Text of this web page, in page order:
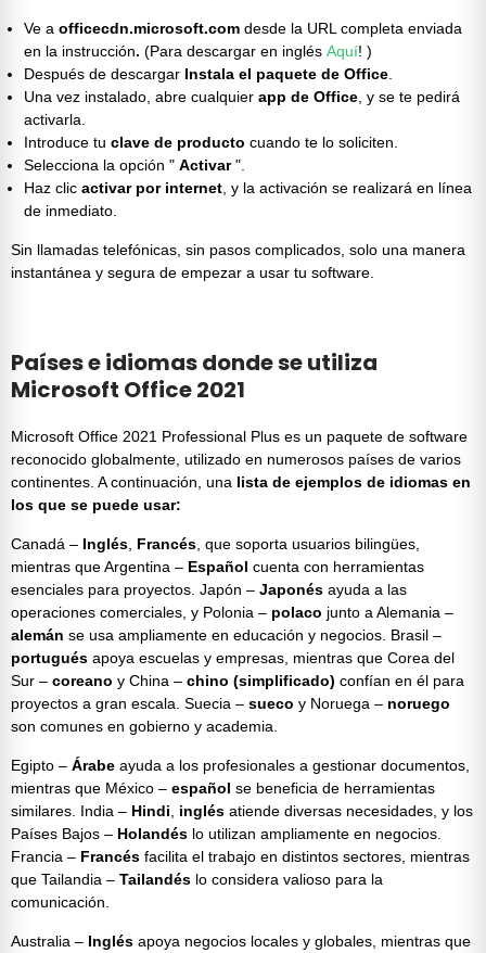
Ve a officecdn.microsoft.com desde la URL completa enviada
en la instrucción. (Para descargar en inglés Aquí! )
Después de descargar Instala el paquete de Office
Una vez instalado, abre cualquier app de Office , y se te pedirá
activarla.
Introduce tu clave de producto cuando te lo soliciten.
Selecciona la opción " Activar".
Haz clic activar por internet , y la activación se realizará en línea
de inmediato.
Sin llamadas telefónicas, sin pasos complicados, solo una manera
instantánea y segura de empezar a usar tu software.
Países e idiomas donde se utiliza
Microsoft Office 2021
Microsoft Office 2021 Professional Plus es un paquete de software
reconocido globalmente, utilizado en numerosos países de varios
continentes. A continuación, una lista de ejemplos de idiomas en
los que se puede usar:
Canadá – Inglés Francés , que soporta usuarios bilingües,
mientras que Argentina – Español cuenta con herramientas
esenciales para proyectos. Japón – Japonés ayuda a las
operaciones comerciales, y Polonia – polaco junto a Alemania –
alemán se usa ampliamente en educación y negocios. Brasil –
portugués apoya escuelas y empresas, mientras que Corea del
Sur – coreano y China – chino (simplificado) confían en él para
proyectos a gran escala. Suecia – sueco y Noruega – noruego
son comunes en gobierno y academia.
Egipto – Árabe ayuda a los profesionales a gestionar documentos,
mientras que México – español se beneficia de herramientas
similares. India – Hindi inglés atiende diversas necesidades, y los
Países Bajos – Holandés lo utilizan ampliamente en negocios.
Francia – Francés facilita el trabajo en distintos sectores, mientras
que Tailandia – Tailandés lo considera valioso para la
comunicación.
Australia – Inglés apoya negocios locales y globales, mientras que